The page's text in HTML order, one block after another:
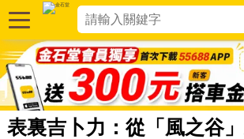
表裏吉卜力：從「風之谷